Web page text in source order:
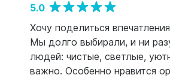
5.0
Хочу поделиться
Мы долго выбирали, и ни
людей: чистые, светлые,
важно. Особенно нравится